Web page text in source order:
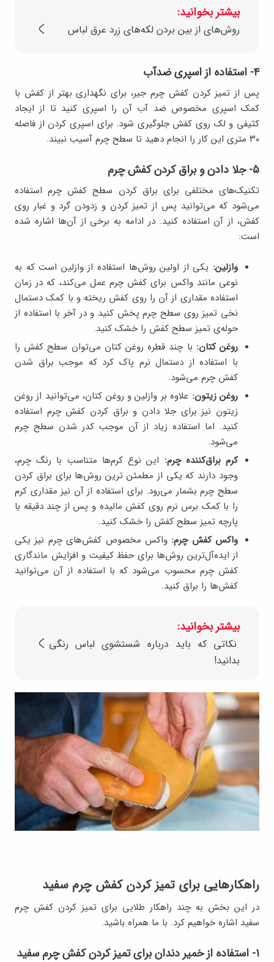
بیشتر بخوانید:
روش‌های از بین بردن لکه‌های زرد عرق لباس
۴- استفاده از اسپری ضدآب
پس از تمیز کردن کفش چرم جیر، برای نگهداری بهتر از کفش با
کمک اسپری مخصوص ضد آب آن را اسپری کنید تا از ایجاد
کثیفی و لک روی کفش جلوگیری شود. برای اسپری کردن از فاصله
۳۰ متری این کار را انجام دهید تا سطح چرم آسیب نبیند.
۵- جلا دادن و براق کردن کفش چرم
تکنیک‌های مختلفی برای براق کردن سطح کفش چرم استفاده
می‌شود که می‌توانید پس از تمیز کردن و زدودن گرد و غبار روی
کفش، از آن استفاده کنید. در ادامه به برخی از آن‌ها اشاره شده
است:
وازلین: یکی از اولین روش‌ها استفاده از وازلین است که به
نوعی مانند واکس برای کفش چرم عمل می‌کند، که در زمان
استفاده مقداری از آن را روی کفش ریخته و با کمک دستمال
نخی تمیز روی سطح چرم پخش کنید و در آخر با استفاده از
حوله‌ی تمیز سطح کفش را خشک کنید.
روغن کتان: با چند قطره روغن کتان می‌توان سطح کفش را
با استفاده از دستمال نرم پاک کرد که موجب براق شدن
کفش چرم می‌شود.
روغن زیتون: علاوه بر وازلین و روغن کتان، می‌توانید از روغن
زیتون نیز برای جلا دادن و براق کردن کفش چرم استفاده
کنید. اما استفاده زیاد از آن موجب کدر شدن سطح چرم
می‌شود.
کرم براق‌کننده چرم: این نوع کرم‌ها متناسب با رنگ چرم،
وجود دارند که یکی از مطمئن ترین روش‌ها برای براق کردن
سطح چرم بشمار می‌رود. برای استفاده از آن نیز مقداری کرم
را با کمک برس نرم روی کفش مالیده و پس از چند دقیقه با
پارچه تمیز سطح کفش را خشک کنید.
واکس کفش چرم: واکس مخصوص کفش‌های چرم نیز یکی
از ایده‌آل‌ترین روش‌ها برای حفظ کیفیت و افزایش ماندگاری
کفش چرم محسوب می‌شود که با استفاده از آن می‌توانید
کفش‌ها را براق کنید.
بیشتر بخوانید:
نکاتی که باید درباره شستشوی لباس‌ رنگی
بدانید!
راهکارهایی برای تمیز کردن کفش چرم سفید
در این بخش به چند راهکار طلایی برای تمیز کردن کفش چرم
سفید اشاره خواهیم کرد. با ما همراه باشید.
۱- استفاده از خمیر دندان برای تمیز کردن کفش چرم سفید